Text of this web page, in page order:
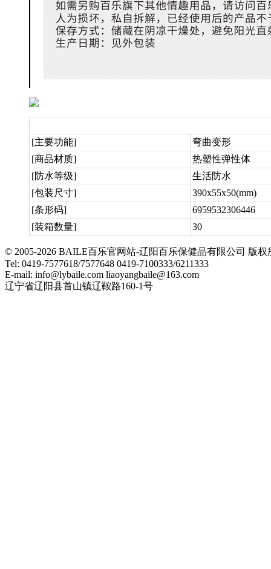
[主要功能]
弯曲变形
[商品材质]
热塑性弹性体
[防水等级]
生活防水
[包装尺寸]
390x55x50(mm)
[条形码]
6959532306446
[装箱数量]
30
© 2005-2026 BAILE百乐官网站-辽阳百乐保健品有限公司 版
Tel: 0419-7577618/7577648 0419-7100333/6211333
E-mail: info@lybaile.com liaoyangbaile@163.com
辽宁省辽阳县首山镇辽鞍路160-1号